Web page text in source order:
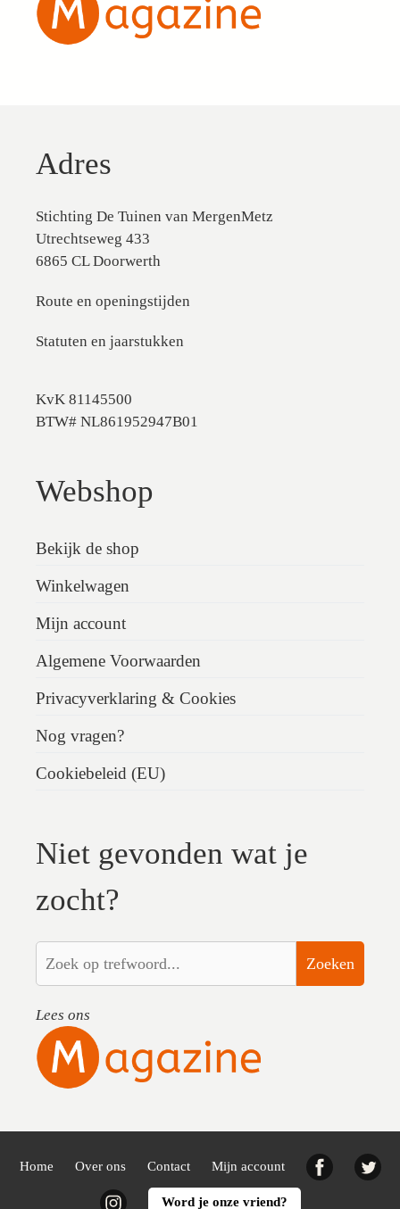
Adres
Stichting De Tuinen van MergenMetz
Utrechtseweg 433
6865 CL Doorwerth
Route en openingstijden
Statuten en jaarstukken
KvK 81145500
BTW# NL861952947B01
Webshop
Bekijk de shop
Winkelwagen
Mijn account
Algemene Voorwaarden
Privacyverklaring & Cookies
Nog vragen?
Cookiebeleid (EU)
Niet gevonden wat je
zocht?
Zoeken
Lees ons
Home Over ons Contact Mijn account Facebook
InstagramWord je onze vriend?